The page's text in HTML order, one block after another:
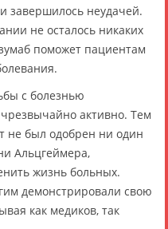
завершилось неудачей.
не осталось никаких
поможет пациентам
с болезнью
активно. Тем
не был одобрен ни один
Альцгеймера,
жизнь больных.
демонстрировали свою
как медиков, так